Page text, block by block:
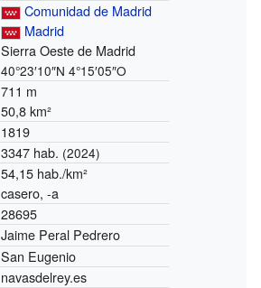
Comunidad de Madrid
Madrid
Sierra Oeste de Madrid
40°23′10″N 4°15′05″O
711 m
50,8 km²
1819
3347 hab. (2024)
54,15 hab./km²
casero, -a
28695
Jaime Peral Pedrero
San Eugenio
navasdelrey.es